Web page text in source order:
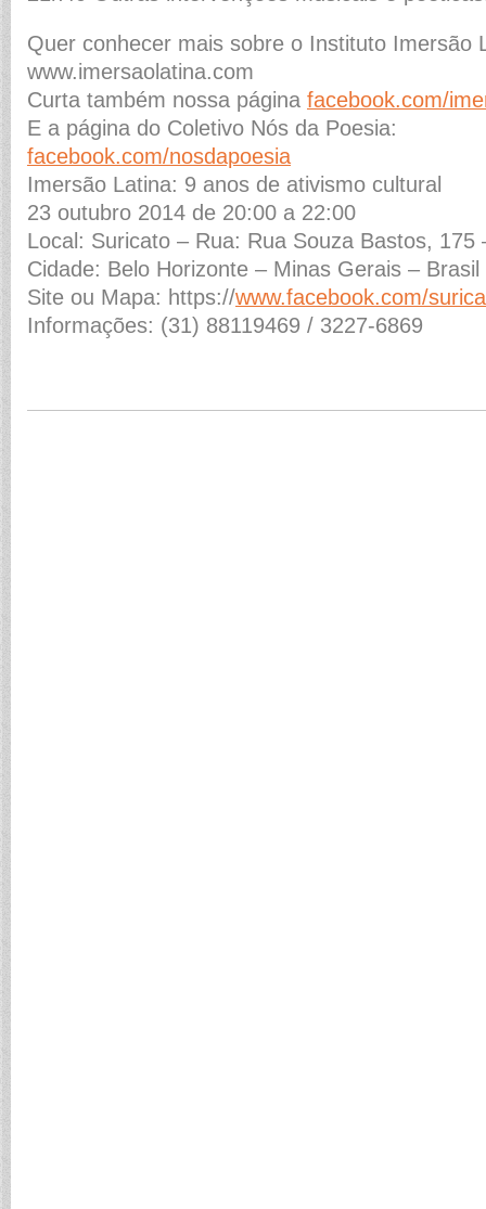
Quer conhecer mais sobre o Instituto Imersão
www.imersaolatina.com
Curta também nossa página facebook.com/
E a página do Coletivo Nós da Poesia:
facebook.com/nosdapoesia
Imersão Latina: 9 anos de ativismo cultural
23 outubro 2014 de 20:00 a 22:00
Local: Suricato – Rua: Rua Souza Bastos, 175
Cidade: Belo Horizonte – Minas Gerais – Brasil
Site ou Mapa: https://www.facebook.com/
Informações: (31) 88119469 / 3227-6869